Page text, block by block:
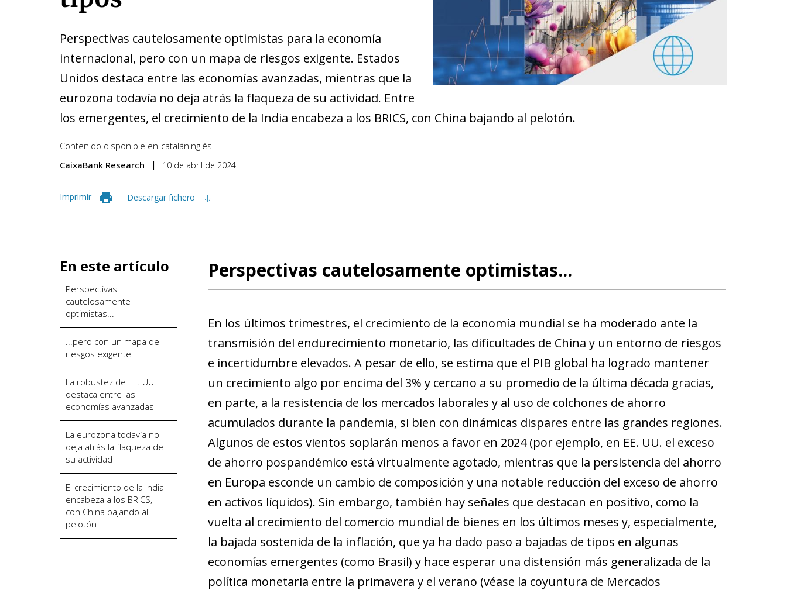
Perspectivas cautelosamente optimistas para la economía
internacional, pero con un mapa de riesgos exigente. Estados
Unidos destaca entre las economías avanzadas, mientras que la
eurozona todavía no deja atrás la flaqueza de su actividad. Entre
los emergentes, el crecimiento de la India encabeza a los BRICS, con China bajando al pelotón.
Contenido disponible en cataláninglés
CaixaBank Research
10 de abril de 2024
Imprimir Descargar fichero
En este artículo
Perspectivas
cautelosamente
optimistas...
...pero con un mapa de
riesgos exigente
La robustez de EE. UU.
destaca entre las
economías avanzadas
La eurozona todavía no
deja atrás la flaqueza de
su actividad
El crecimiento de la India
encabeza a los BRICS,
con China bajando al
pelotón
Perspectivas cautelosamente optimistas...
En los últimos trimestres, el crecimiento de la economía mundial se ha moderado ante la
transmisión del endurecimiento monetario, las dificultades de China y un entorno de riesgos
e incertidumbre elevados. A pesar de ello, se estima que el PIB global ha logrado mantener
un crecimiento algo por encima del 3% y cercano a su promedio de la última década gracias,
en parte, a la resistencia de los mercados laborales y al uso de colchones de ahorro
acumulados durante la pandemia, si bien con dinámicas dispares entre las grandes regiones.
Algunos de estos vientos soplarán menos a favor en 2024 (por ejemplo, en EE. UU. el exceso
de ahorro pospandémico está virtualmente agotado, mientras que la persistencia del ahorro
en Europa esconde un cambio de composición y una notable reducción del exceso de ahorro
en activos líquidos). Sin embargo, también hay señales que destacan en positivo, como la
vuelta al crecimiento del comercio mundial de bienes en los últimos meses y, especialmente,
la bajada sostenida de la inflación, que ya ha dado paso a bajadas de tipos en algunas
economías emergentes (como Brasil) y hace esperar una distensión más generalizada de la
política monetaria entre la primavera y el verano (véase la coyuntura de Mercados